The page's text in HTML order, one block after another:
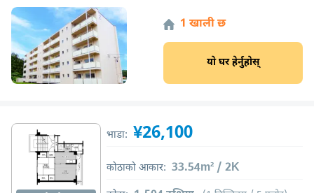
1 खाली छ
यो घर हेर्नुहोस्
भाडा: ¥26,100
कोठाको आकार: 33.54m² / 2K